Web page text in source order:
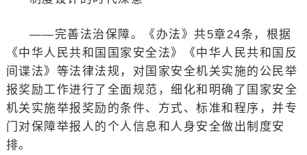
——完善法治保障。《办法》共5章24条，根据
《中华人民共和国国家安全法》《中华人民共和国反
间谍法》等法律法规，对国家安全机关实施的公民举
报奖励工作进行了全面规范，细化和明确了国家安全
机关实施举报奖励的条件、方式、标准和程序，并专
门对保障举报人的个人信息和人身安全做出制度安
排。